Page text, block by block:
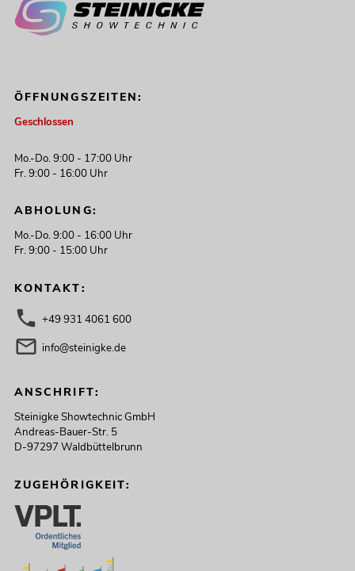
ÖFFNUNGSZEITEN:
Geschlossen
Mo.-Do. 9:00 - 17:00 Uhr
Fr. 9:00 - 16:00 Uhr
ABHOLUNG:
Mo.-Do. 9:00 - 16:00 Uhr
Fr. 9:00 - 15:00 Uhr
KONTAKT:
+49 931 4061 600
info@steinigke.de
ANSCHRIFT:
Steinigke Showtechnic GmbH
Andreas-Bauer-Str. 5
D-97297 Waldbüttelbrunn
ZUGEHÖRIGKEIT: